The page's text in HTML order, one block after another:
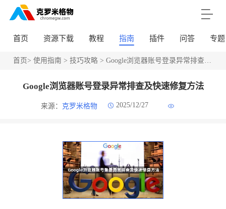
首页 资源下载 教程 指南 插件 问答 专题
首页> 使用指南 > 技巧攻略> Google浏览器账号登录异常排查及快速修复方法
Google浏览器账号登录异常排查及快速修复方法
来源： 克罗米格物 2025/12/27